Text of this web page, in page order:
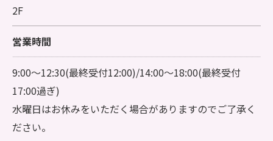
2F
営業時間
9:00～12:30(最終受付12:00)/14:00～18:00(最終受付
17:00過ぎ)
水曜日はお休みをいただく場合がありますのでご了承く
ださい。